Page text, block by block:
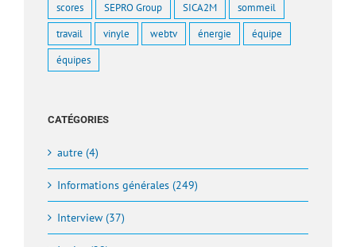
scores SEPRO Group SICA2M sommeil
travail vinyle webtv énergie équipe
équipes
CATÉGORIES
autre (4)
Informations générales (249)
Interview (37)